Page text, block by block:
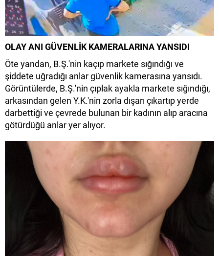
OLAY ANI GÜVENLİK KAMERALARINA YANSIDI
Öte yandan, B.Ş.'nin kaçıp markete sığındığı ve
şiddete uğradığı anlar güvenlik kamerasına yansıdı.
Görüntülerde, B.Ş.'nin çıplak ayakla markete sığındığı,
arkasından gelen Y.K.'nin zorla dışarı çıkartıp yerde
darbettiği ve çevrede bulunan bir kadının alıp aracına
götürdüğü anlar yer alıyor.